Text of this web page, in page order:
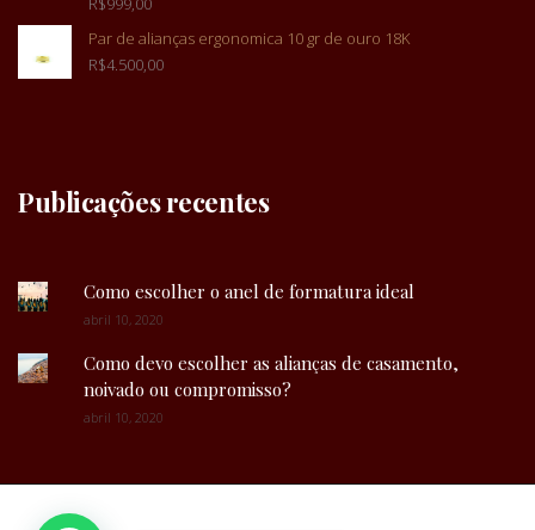
Par de alianças ergonomica 10 gr de ouro 18K
R$4.500,00
Publicações recentes
Como escolher o anel de formatura ideal
abril 10, 2020
Como devo escolher as alianças de casamento,
noivado ou compromisso?
abril 10, 2020